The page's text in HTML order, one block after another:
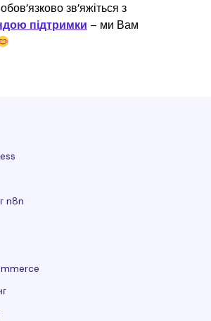
зв’яжіться з
підтримки – ми Вам
n8n